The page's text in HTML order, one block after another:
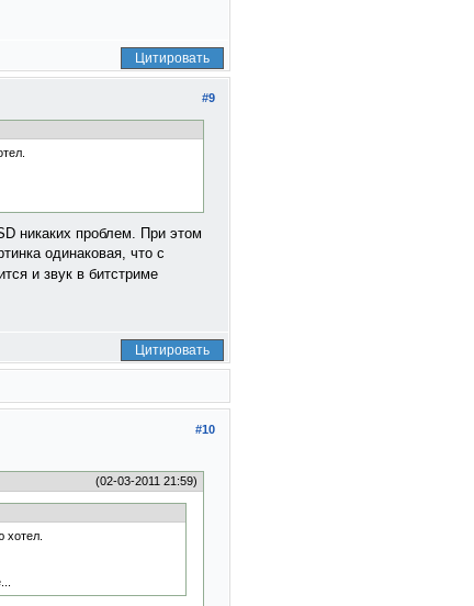
Цитировать
#9
никаких проблем. При этом
одинаковая, что с
и звук в битстриме
Цитировать
#10
(02-03-2011 21:59)
хотел.